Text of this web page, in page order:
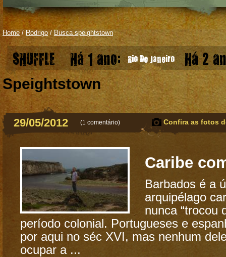
Home/ Rodrigo /Busca speightstown
SHUFFLE Há 1 ano: Rio De Janeiro Há 2
Speightstown
29/05/2012 (1 comentário) Confira as fotos
Caribe
Barbados é a
arquipélago
nunca “trocou
período colonial. Portugueses e
por aqui no séc XVI, mas nenhum
ocupar a ...